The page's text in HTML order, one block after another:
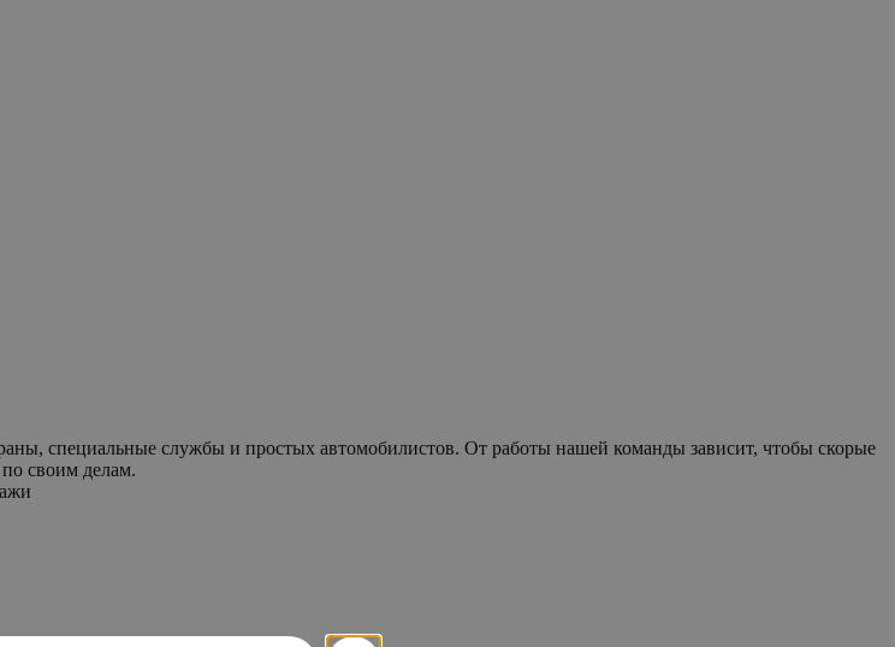
специальные службы и простых автомобилистов. От работы нашей команды зависит, чтобы скорые
своим делам.